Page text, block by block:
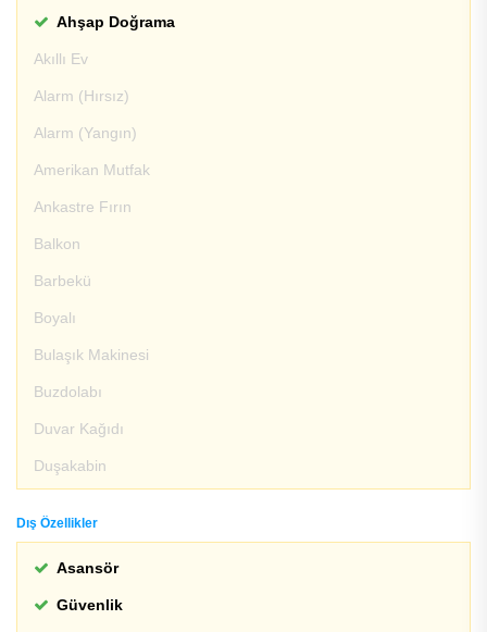
Ahşap Doğrama
Akıllı Ev
Alarm (Hırsız)
Alarm (Yangın)
Amerikan Mutfak
Ankastre Fırın
Balkon
Barbekü
Boyalı
Bulaşık Makinesi
Buzdolabı
Duvar Kağıdı
Duşakabin
Dış Özellikler
Asansör
Güvenlik